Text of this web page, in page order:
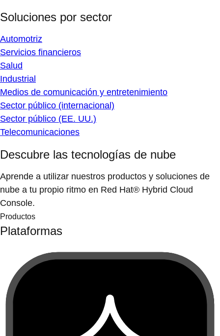
Soluciones por sector
Automotriz
Servicios financieros
Salud
Industrial
Medios de comunicación y entretenimiento
Sector público (internacional)
Sector público (EE. UU.)
Telecomunicaciones
Descubre las tecnologías de nube
Aprende a utilizar nuestros productos y soluciones de
nube a tu propio ritmo en Red Hat® Hybrid Cloud
Console.
Productos
Plataformas